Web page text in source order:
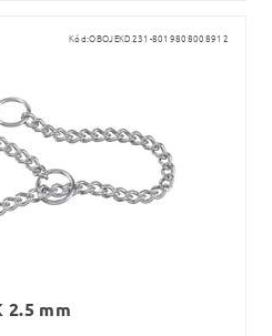
Kód:OBOJEKD231-8019808008912
2.5 mm